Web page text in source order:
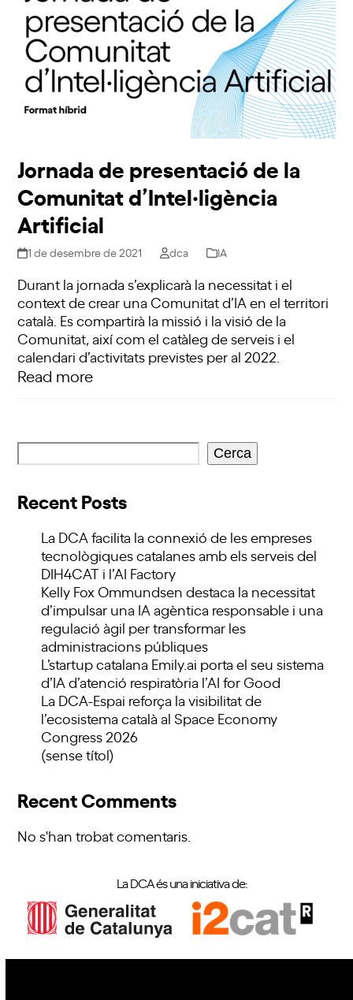
Jornada de presentació de la
Comunitat d’Intel·ligència
Artificial
1 de desembre de 2021 dca IA
Durant la jornada s’explicarà la necessitat i el
context de crear una Comunitat d’IA en el territori
català. Es compartirà la missió i la visió de la
Comunitat, així com el catàleg de serveis i el
calendari d’activitats previstes per al 2022.
Read more
Cerca
Recent Posts
La DCA facilita la connexió de les empreses
tecnològiques catalanes amb els serveis del
DIH4CAT i l’AI Factory
Kelly Fox Ommundsen destaca la necessitat
d’impulsar una IA agèntica responsable i una
regulació àgil per transformar les
administracions públiques
L’startup catalana Emily.ai porta el seu sistema
d’IA d’atenció respiratòria l’AI for Good
La DCA-Espai reforça la visibilitat de
l’ecosistema català al Space Economy
Congress 2026
(sense títol)
Recent Comments
No s'han trobat comentaris.
La DCA és una iniciativa de: